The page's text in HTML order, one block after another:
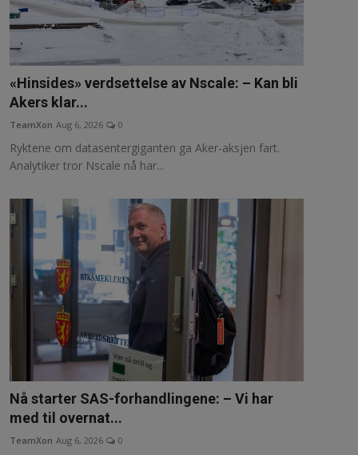
«Hinsides» verdsettelse av Nscale: – Kan bli
Akers klar...
TeamXon Aug 6, 2026 0
Ryktene om datasentergiganten ga Aker-aksjen fart.
Analytiker tror Nscale nå har...
Nå starter SAS-forhandlingene: – Vi har
med til overnat...
TeamXon Aug 6, 2026 0